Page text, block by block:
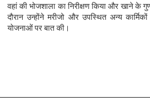
वहां की भोजशाला का निरीक्षण किया और खाने के
दौरान उन्होंने मरीजो और उपस्थित अन्य
योजनाओं पर बात की।